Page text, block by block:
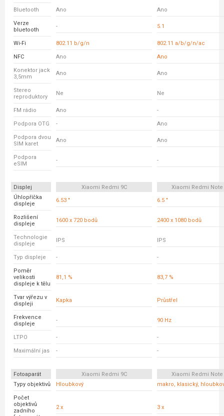
Bluetooth Ano Ano
Verze
bluetooth
- 5.1
Wi-Fi 802.11 b/g/n 802.11 a/b/g/n/ac
NFC Ano Ano
Konektor jack
3,5mm
Ano Ano
Stereo
reproduktory
Ne Ne
FM rádio Ano -
Podpora OTG - Ano
Podpora dvou
SIM karet
Ano Ano
Podpora
eSIM
- -
Displej Xiaomi Redmi 9C
Xiaomi Redmi Note
Úhlopříčka
displeje
6.53 " 6.5 "
Rozlišení
displeje
1600 x 720 bodů 2400 x 1080 bodů
Technologie
displeje
IPS IPS
Typ displeje - -
Poměr
velikosti
displeje k tělu
81,1 % 83,7 %
Tvar výřezu v
displeji
Kapka Průstřel
Frekvence
displeje
- 90 Hz
LTPO - -
Maximální jas - -
Fotoaparát Xiaomi Redmi 9C
Xiaomi Redmi Note
Typy objektivů
Hloubkový makro, klasický,
Počet
objektivů
zadního
2 x 3 x